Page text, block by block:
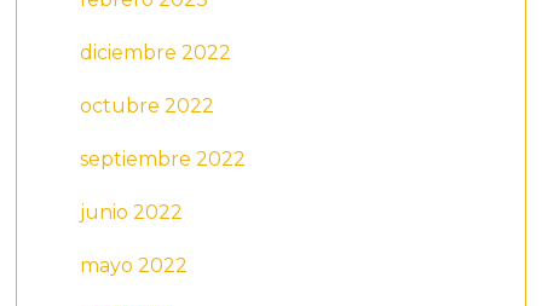
diciembre 2022
octubre 2022
septiembre 2022
junio 2022
mayo 2022